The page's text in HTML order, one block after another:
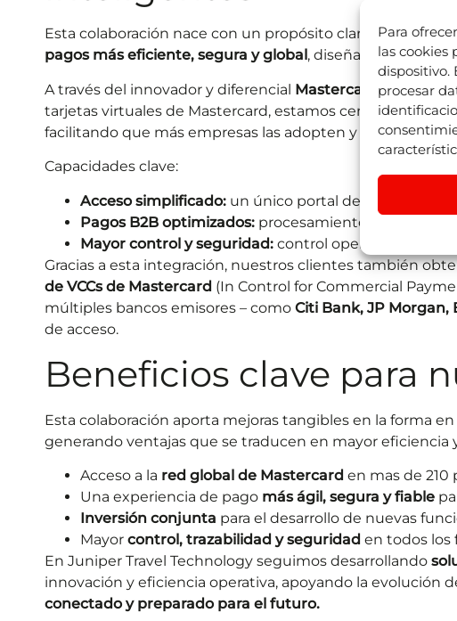
Para
las cookies
dispositivo.
procesar
Esta colaboración nace con un propósito claro: ofrecer a
pagos más eficiente, segura y global , diseñada
A través del innovador y diferencial Mastercard
tarjetas virtuales de Mastercard, estamos centralizando la
facilitando que más empresas las adopten y se
Capacidades clave:
Acceso simplificado: un único portal de VCC para
Pagos B2B optimizados: procesamiento eficiente de
Mayor control y seguridad: control operativo
Gracias a esta integración, nuestros clientes también
de VCCs de Mastercard (In Control for Commercial
múltiples bancos emisores – como Citi Bank, JP Morgan,
de acceso.
Beneficios clave para
Esta colaboración aporta mejoras tangibles en la forma
generando ventajas que se traducen en mayor eficiencia
Acceso a la red global de Mastercard en mas de 210
Una experiencia de pago más ágil, segura y fiable
Inversión conjunta para el desarrollo de nuevas
Mayor control, trazabilidad y seguridad en todos los
En Juniper Travel Technology seguimos desarrollando
innovación y eficiencia operativa, apoyando la evolución
conectado y preparado para el futuro.